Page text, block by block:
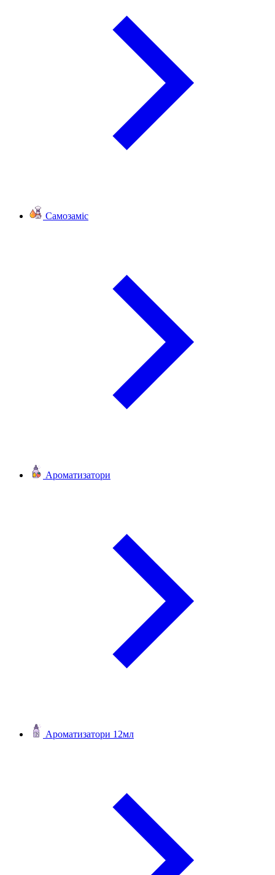
Самозаміс
Ароматизатори
Ароматизатори 12мл